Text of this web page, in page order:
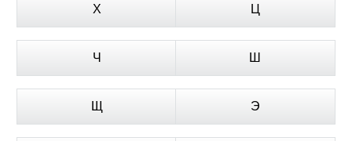
Х Ц
Ч Ш
Щ Э